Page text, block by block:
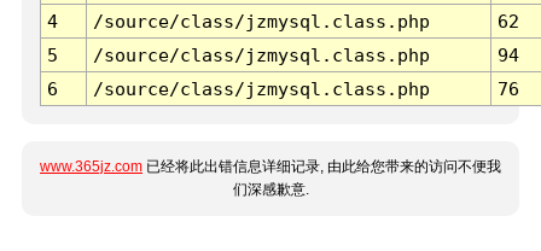
4
/source/class/jzmysql.class.php
62
5
/source/class/jzmysql.class.php
94
6
/source/class/jzmysql.class.php 76
www.365jz.com 已经将此出错信息详细记录, 由此给您带来的访问不便我
们深感歉意.